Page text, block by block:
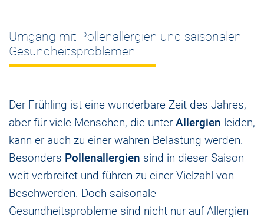
Umgang mit Pollenallergien und saisonalen
Gesundheitsproblemen
Der Frühling ist eine wunderbare Zeit des Jahres,
aber für viele Menschen, die unter Allergien leiden,
kann er auch zu einer wahren Belastung werden.
Besonders Pollenallergien sind in dieser Saison
weit verbreitet und führen zu einer Vielzahl von
Beschwerden. Doch saisonale
Gesundheitsprobleme sind nicht nur auf Allergien